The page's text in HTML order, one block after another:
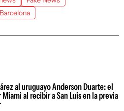
al uruguayo Anderson Duarte: el
al recibir a San Luis en la previa